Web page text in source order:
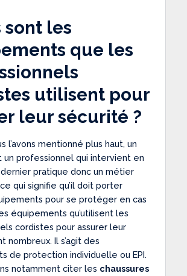
sont les
que les
utilisent pour
leur sécurité ?
l’avons mentionné plus haut, un
un professionnel qui intervient en
dernier pratique donc un métier
qui signifie qu’il doit porter
pour se protéger en cas
équipements qu’utilisent les
cordistes pour assurer leur
nombreux. Il s’agit des
de protection individuelle ou EPI.
notamment citer les chaussures